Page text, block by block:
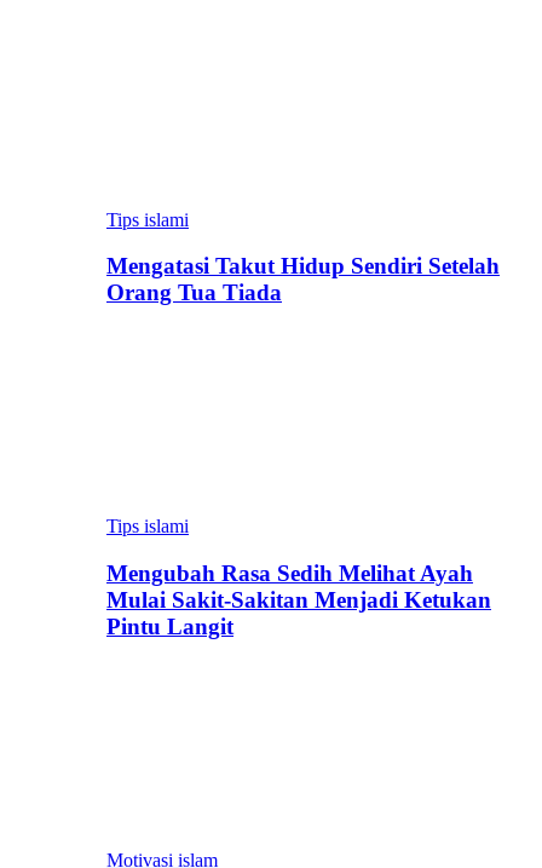
Tips islami
Mengatasi Takut Hidup Sendiri Setelah
Orang Tua Tiada
Tips islami
Mengubah Rasa Sedih Melihat Ayah
Mulai Sakit-Sakitan Menjadi Ketukan
Pintu Langit
Motivasi islam